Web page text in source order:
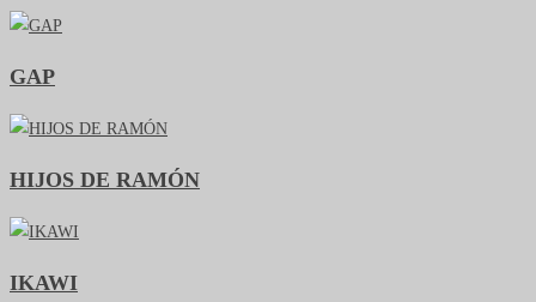
GAP
HIJOS DE RAMÓN
IKAWI